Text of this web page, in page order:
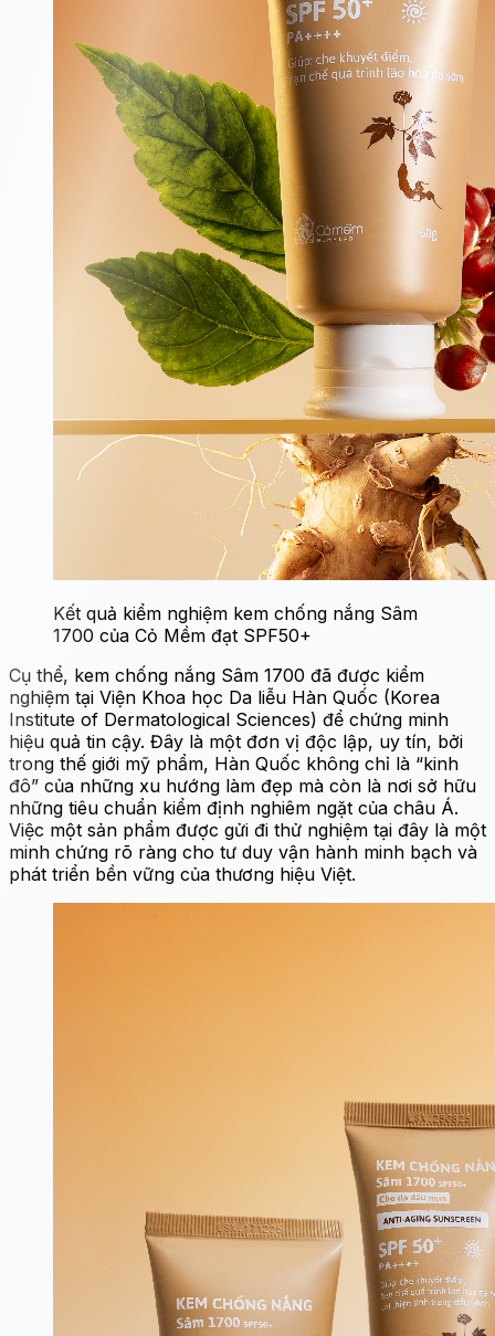
Kết quả kiểm nghiệm kem chống nắng Sâm
1700 của Cỏ Mềm đạt SPF50+
Cụ thể, kem chống nắng Sâm 1700 đã được kiểm
nghiệm tại Viện Khoa học Da liễu Hàn Quốc (Korea
Institute of Dermatological Sciences) để chứng minh
hiệu quả tin cậy. Đây là một đơn vị độc lập, uy tín, bởi
trong thế giới mỹ phẩm, Hàn Quốc không chỉ là “kinh
đô” của những xu hướng làm đẹp mà còn là nơi sở hữu
những tiêu chuẩn kiểm định nghiêm ngặt của châu Á.
Việc một sản phẩm được gửi đi thử nghiệm tại đây là một
minh chứng rõ ràng cho tư duy vận hành minh bạch và
phát triển bền vững của thương hiệu Việt.